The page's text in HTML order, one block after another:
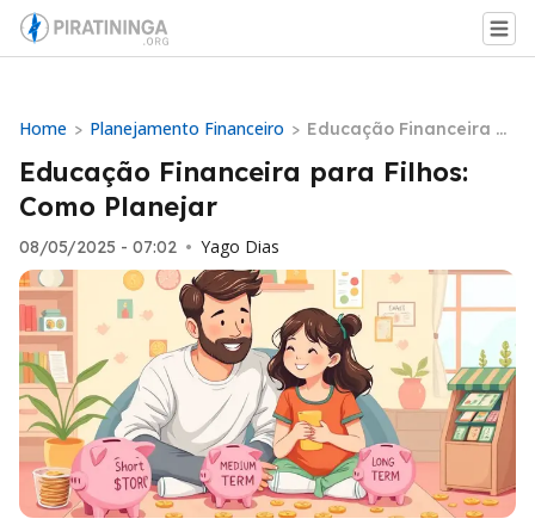
Home > Planejamento Financeiro > Educação Financeira p
ara Filhos: Como Planej
ar
Educação Financeira para Filhos:
Como Planejar
08/05/2025 - 07:02 • Yago Dias